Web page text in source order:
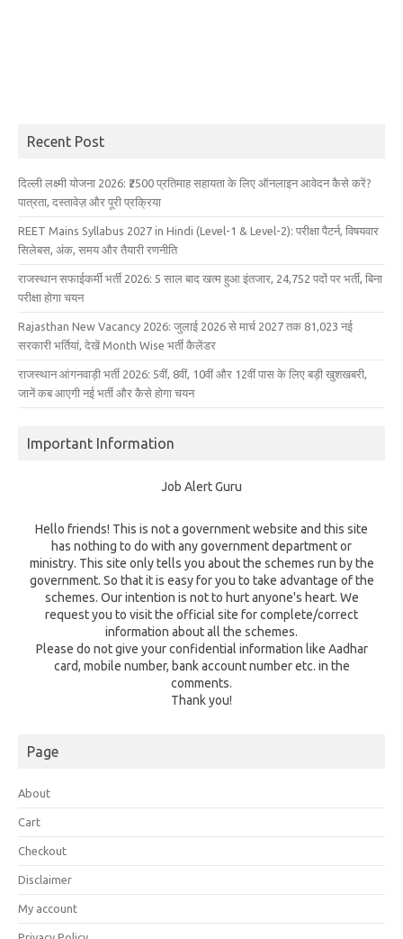
Recent Post
दिल्ली लक्ष्मी योजना 2026: ₹2500 प्रतिमाह सहायता के लिए ऑनलाइन आवेदन कैसे करें?
पात्रता, दस्तावेज़ और पूरी प्रक्रिया
REET Mains Syllabus 2027 in Hindi (Level-1 & Level-2): परीक्षा पैटर्न, विषयवार
सिलेबस, अंक, समय और तैयारी रणनीति
राजस्थान सफाईकर्मी भर्ती 2026: 5 साल बाद खत्म हुआ इंतजार, 24,752 पदों पर भर्ती, बिना
परीक्षा होगा चयन
Rajasthan New Vacancy 2026: जुलाई 2026 से मार्च 2027 तक 81,023 नई
सरकारी भर्तियां, देखें Month Wise भर्ती कैलेंडर
राजस्थान आंगनवाड़ी भर्ती 2026: 5वीं, 8वीं, 10वीं और 12वीं पास के लिए बड़ी खुशखबरी,
जानें कब आएगी नई भर्ती और कैसे होगा चयन
Important Information
Job Alert Guru
Hello friends! This is not a government website and this site
has nothing to do with any government department or
ministry. This site only tells you about the schemes run by the
government. So that it is easy for you to take advantage of the
schemes. Our intention is not to hurt anyone's heart. We
request you to visit the official site for complete/correct
information about all the schemes.
Please do not give your confidential information like Aadhar
card, mobile number, bank account number etc. in the
comments.
Thank you!
Page
About
Cart
Checkout
Disclaimer
My account